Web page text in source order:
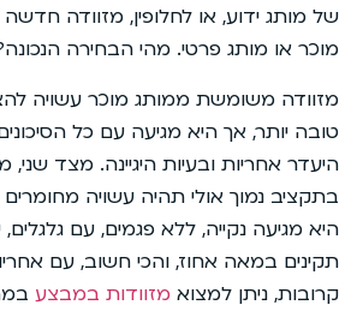
של מותג ידוע, או לחלופין, מזוודה
מוכר או מותג פרטי. מהי הבחירה
מזוודה משומשת ממותג מוכר עשויה
טובה יותר, אך היא מגיעה עם כל
היעדר אחריות ובעיות היגיינה. מצד
בתקציב נמוך אולי תהיה עשויה
היא מגיעה נקייה, ללא פגמים, עם גלגלים,
תקינים במאה אחוז, והכי חשוב, עם
קרובות, ניתן למצוא מזוודות במבצע